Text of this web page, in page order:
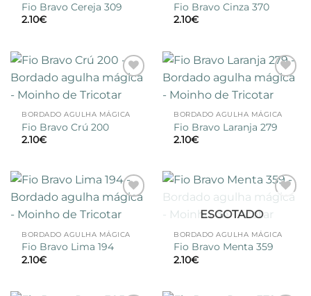
Fio Bravo Cereja 309
2.10€
Fio Bravo Cinza 370
2.10€
Adicionar
à lista de
BORDADO AGULHA MÁGICA
Fio Bravo Crú 200
2.10€
Adicionar
à lista de
BORDADO AGULHA MÁGICA
Fio Bravo Laranja 279
2.10€
Adicionar
à lista de
BORDADO AGULHA MÁGICA
Fio Bravo Lima 194
2.10€
à lista de
ESGOTADO
BORDADO AGULHA MÁGICA
Fio Bravo Menta 359
2.10€